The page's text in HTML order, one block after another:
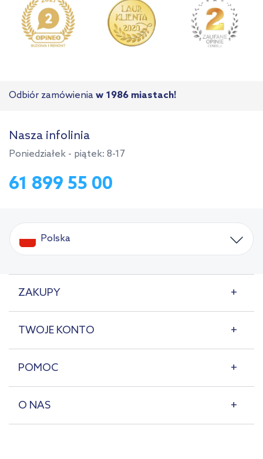
Odbiór zamówienia w 1986 miastach!
Nasza infolinia
Poniedziałek - piątek: 8-17
61 899 55 00
Polska
ZAKUPY
TWOJE KONTO
POMOC
O NAS